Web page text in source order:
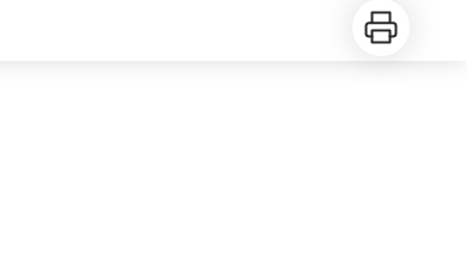
Imprimer